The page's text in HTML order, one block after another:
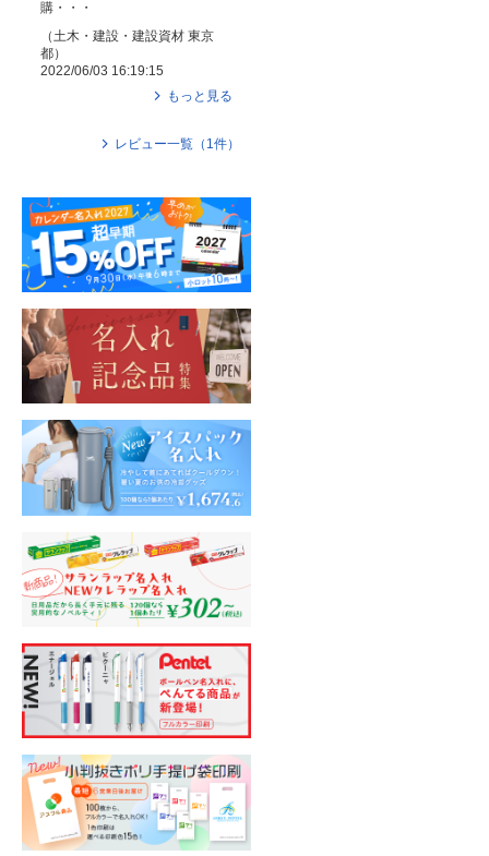
購・・・
（ 土木・建設・建設資材 東京
都）
2022/06/03 16:19:15
もっと見る
レビュー一覧（ 1 件）